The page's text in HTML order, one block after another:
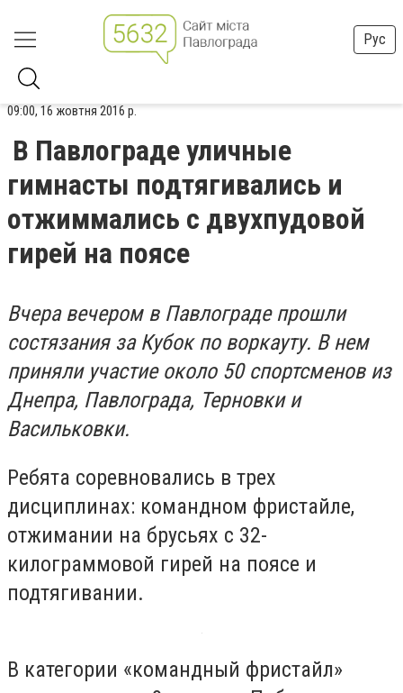
Рус
09:00, 16 жовтня 2016 р.
В Павлограде уличные
гимнасты подтягивались и
отжиммались с двухпудовой
гирей на поясе
Вчера вечером в Павлограде прошли
состязания за Кубок по воркауту. В нем
приняли участие около 50 спортсменов из
Днепра, Павлограда, Терновки и
Васильковки.
Ребята соревновались в трех
дисциплинах: командном фристайле,
отжимании на брусьях с 32-
килограммовой гирей на поясе и
подтягивании.
В категории «командный фристайл»